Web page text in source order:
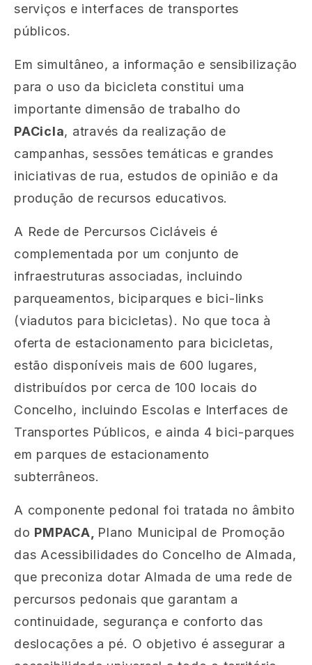
serviços e interfaces de transportes
públicos.
Em simultâneo, a informação e sensibilização
para o uso da bicicleta constitui uma
importante dimensão de trabalho do
PACicla, através da realização de
campanhas, sessões temáticas e grandes
iniciativas de rua, estudos de opinião e da
produção de recursos educativos.
A Rede de Percursos Cicláveis é
complementada por um conjunto de
infraestruturas associadas, incluindo
parqueamentos, biciparques e bici-links
(viadutos para bicicletas). No que toca à
oferta de estacionamento para bicicletas,
estão disponíveis mais de 600 lugares,
distribuídos por cerca de 100 locais do
Concelho, incluindo Escolas e Interfaces de
Transportes Públicos, e ainda 4 bici-parques
em parques de estacionamento
subterrâneos.
A componente pedonal foi tratada no âmbito
do PMPACA, Plano Municipal de Promoção
das Acessibilidades do Concelho de Almada,
que preconiza dotar Almada de uma rede de
percursos pedonais que garantam a
continuidade, segurança e conforto das
deslocações a pé. O objetivo é assegurar a